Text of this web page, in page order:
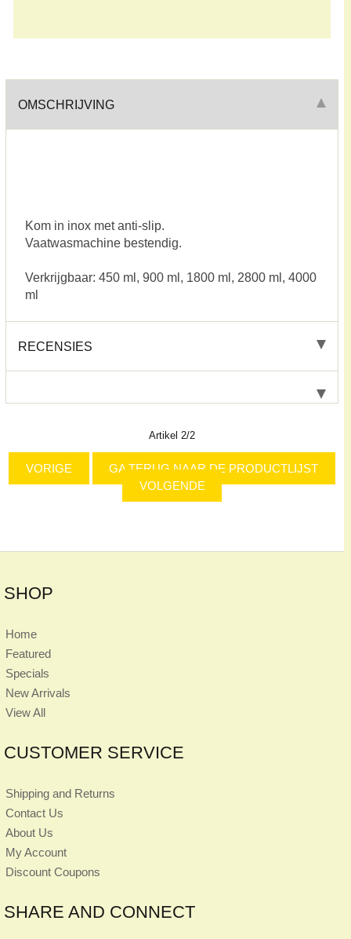
OMSCHRIJVING
Kom in inox met anti-slip.
Vaatwasmachine bestendig.
Verkrijgbaar: 450 ml, 900 ml, 1800 ml, 2800 ml, 4000
ml
RECENSIES
Artikel 2/2
VORIGE
GA TERUG NAAR DE PRODUCTLIJST
VOLGENDE
SHOP
Home
Featured
Specials
New Arrivals
View All
CUSTOMER SERVICE
Shipping and Returns
Contact Us
About Us
My Account
Discount Coupons
SHARE AND CONNECT